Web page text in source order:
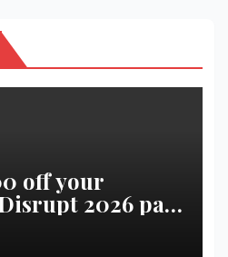
off your
2026 pass
| VseTime.ru